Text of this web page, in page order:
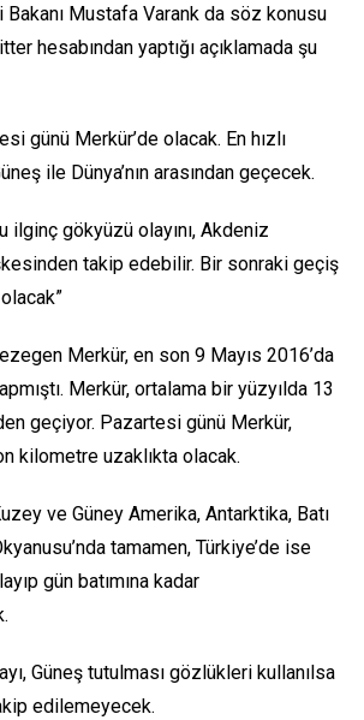
Bakanı Mustafa Varank da söz konusu
hesabından yaptığı açıklamada şu
günü Merkür’de olacak. En hızlı
ile Dünya’nın arasından geçecek.
ilginç gökyüzü olayını, Akdeniz
takip edebilir. Bir sonraki geçiş
Merkür, en son 9 Mayıs 2016’da
Merkür, ortalama bir yüzyılda 13
geçiyor. Pazartesi günü Merkür,
kilometre uzaklıkta olacak.
ve Güney Amerika, Antarktika, Batı
tamamen, Türkiye’de ise
gün batımına kadar
Güneş tutulması gözlükleri kullanılsa
edilemeyecek.